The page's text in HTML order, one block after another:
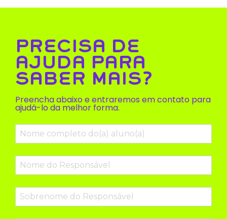
PRECISA DE
AJUDA PARA
SABER MAIS?
Preencha abaixo e entraremos em contato para
ajudá-lo da melhor forma.